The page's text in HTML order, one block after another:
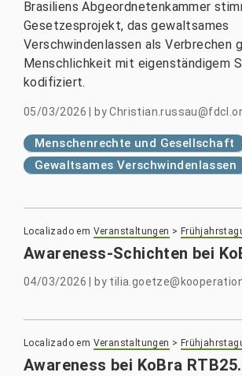
Brasiliens Abgeordnetenkammer
Gesetzesprojekt, das gewaltsames
Verschwindenlassen als Verbrechen
Menschlichkeit mit eigenständigem
kodifiziert.
05/03/2026 by
Menschenrechte und Gesellschaft
Gewaltsames Verschwindenlassen
Localizado em Veranstaltungen >
Awareness-Schichten bei
04/03/2026 by
Localizado em Veranstaltungen >
Awareness bei KoBra